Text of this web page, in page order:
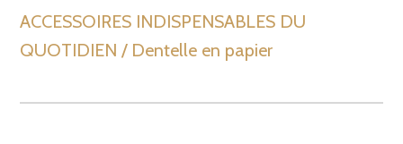
ACCESSOIRES INDISPENSABLES DU
QUOTIDIEN / Dentelle en papier